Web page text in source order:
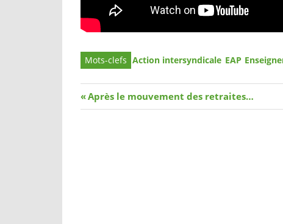
Action intersyndicale EAP
Navigation
Article
précédent
Après le mouvement des retraites…